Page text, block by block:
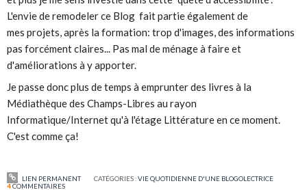
L'envie de remodeler ce Blog fait partie également de
mes projets, après la formation: trop d'images, des informations
pas forcément claires... Pas mal de ménage à faire et
d'améliorations à y apporter.
Je passe donc plus de temps à emprunter des livres à la
Médiathèque des Champs-Libres au rayon
Informatique/Internet qu'à l'étage Littérature en ce moment.
C'est comme ça!
LIEN PERMANENT CATÉGORIES :VIE QUOTIDIENNE D'UNE BLOGOLECTRICE
4COMMENTAIRES